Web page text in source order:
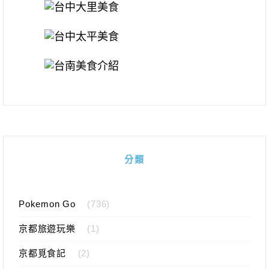
分類
Pokemon Go (736)
京都旅遊玩樂 (1)
京都覓食記 (2)